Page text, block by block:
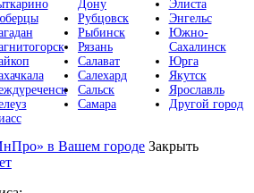
Дону
Рубцовск
Рыбинск
Рязань
Салават
Салехард
Сальск
Самара
Элиста
Энгельс
Южно-
Сахалинск
Юрга
Якутск
Ярославль
Другой город
в Вашем городе Закрыть